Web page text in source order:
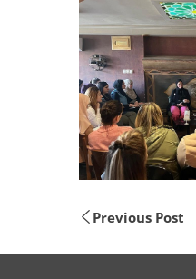
Previous Post